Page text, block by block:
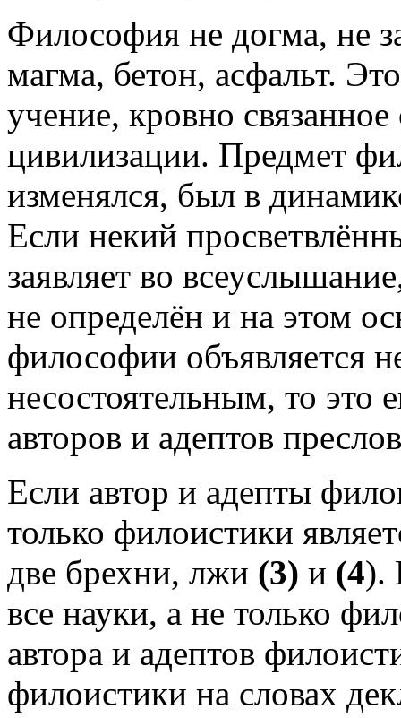
Философия не догма, не
магма, бетон, асфальт.
учение, кровно
цивилизации. Предмет
изменялся, был в
Если некий
заявляет во
не определён и на этом
философии объявляется
несостоятельным, то
авторов и адептов
Если автор и адепты
только филоистики
две брехни, лжи (3) и (4).
все науки, а не только
автора и адептов
филоистики на словах